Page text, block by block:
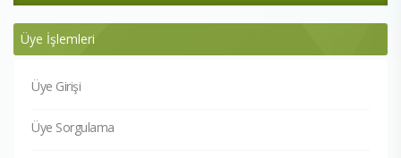
Üye İşlemleri
Üye Girişi
Üye Sorgulama